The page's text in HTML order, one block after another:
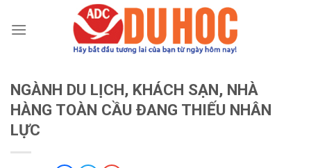
đến
NGÀNH DU LỊCH, KHÁCH SẠN, NHÀ
HÀNG TOÀN CẦU ĐANG THIẾU NHÂN
LỰC